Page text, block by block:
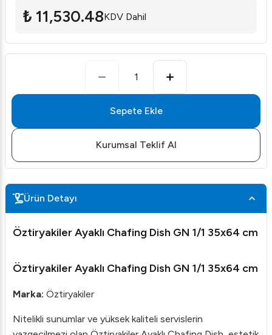
₺ 11,530.48KDV Dahil
1
Sepete Ekle
Kurumsal Teklif Al
Ürün Detayı
Öztiryakiler Ayaklı Chafing Dish GN 1/1 35x64 cm
Öztiryakiler Ayaklı Chafing Dish GN 1/1 35x64 cm
Marka: Öztiryakiler
Nitelikli sunumlar ve yüksek kaliteli servislerin